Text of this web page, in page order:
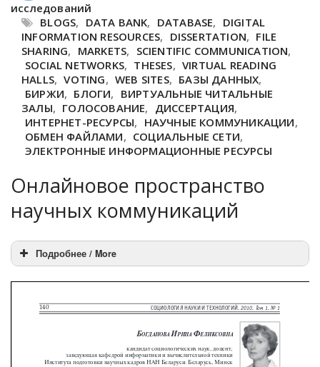
исследований
BLOGS, DATA BANK, DATABASE, DIGITAL
INFORMATION RESOURCES, DISSERTATION, FILE
SHARING, MARKETS, SCIENTIFIC COMMUNICATION,
SOCIAL NETWORKS, THESES, VIRTUAL READING
HALLS, VOTING, WEB SITES, БАЗЫ ДАННЫХ,
БИРЖИ, БЛОГИ, ВИРТУАЛЬНЫЕ ЧИТАЛЬНЫЕ
ЗАЛЫ, ГОЛОСОВАНИЕ, ДИССЕРТАЦИЯ,
ИНТЕРНЕТ-РЕСУРСЫ, НАУЧНЫЕ КОММУНИКАЦИИ,
ОБМЕН ФАЙЛАМИ, СОЦИАЛЬНЫЕ СЕТИ,
ЭЛЕКТРОННЫЕ ИНФОРМАЦИОННЫЕ РЕСУРСЫ
Онлайновое пространство
научных коммуникаций
Подробнее / More